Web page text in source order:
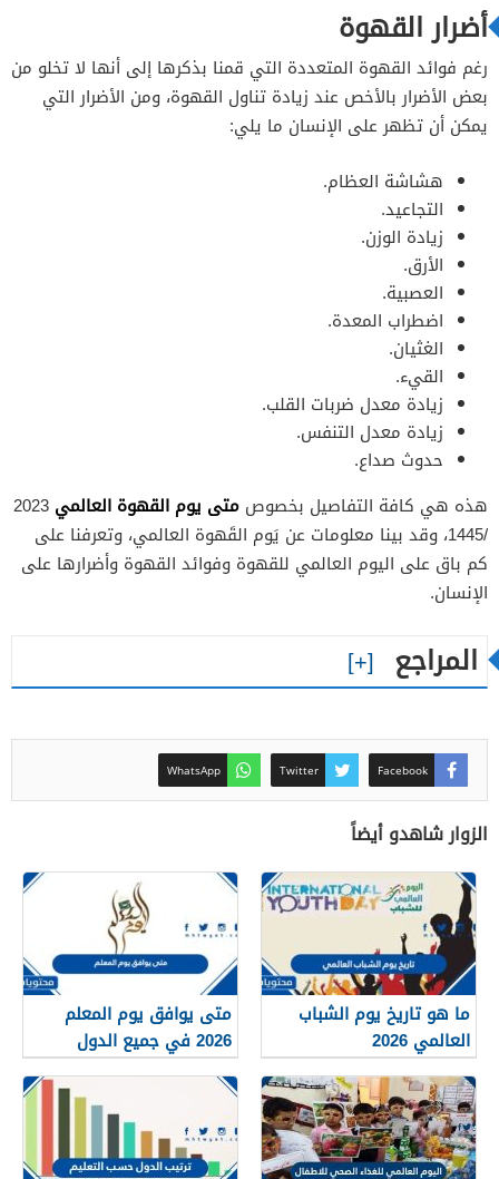
أضرار القهوة
رغم فوائد القهوة المتعددة التي قمنا بذكرها إلى أنها لا تخلو من
بعض الأضرار بالأخص عند زيادة تناول القهوة، ومن الأضرار التي
يمكن أن تظهر على الإنسان ما يلي:
هشاشة العظام.
التجاعيد.
زيادة الوزن.
الأرق.
العصبية.
اضطراب المعدة.
الغثيان.
القيء.
زيادة معدل ضربات القلب.
زيادة معدل التنفس.
حدوث صداع.
هذه هي كافة التفاصيل بخصوص متى يوم القهوة العالمي 2023
/1445، وقد بينا معلومات عن يَوم القَهوة العالمي، وتعرفنا على
كم باق على اليوم العالمي للقهوة وفوائد القهوة وأضرارها على
الإنسان.
المراجع
Facebook
Twitter
WhatsApp
الزوار شاهدو أيضاً
ما هو تاريخ يوم الشباب
العالمي 2026
متى يوافق يوم المعلم
2026 في جميع الدول
العربية